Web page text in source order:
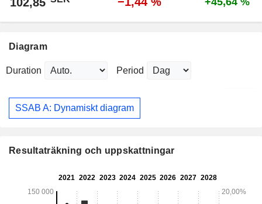
Diagram
Duration Period
SSAB A: Dynamiskt diagram
Resultaträkning och uppskattningar